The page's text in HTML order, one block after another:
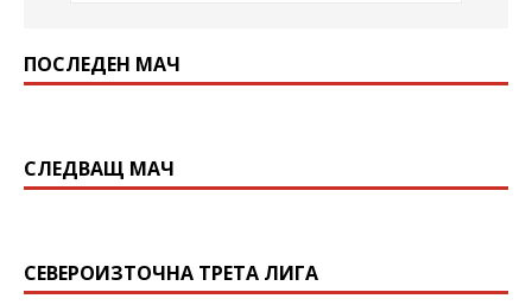
ПОСЛЕДЕН МАЧ
СЛЕДВАЩ МАЧ
СЕВЕРОИЗТОЧНА ТРЕТА ЛИГА